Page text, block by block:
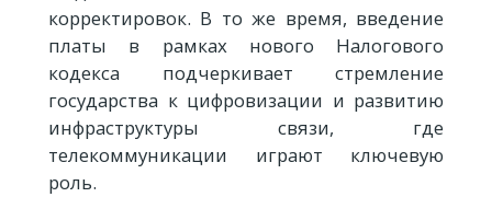
корректировок. В то же время, введение
платы в рамках нового Налогового
кодекса подчеркивает стремление
государства к цифровизации и развитию
инфраструктуры связи, где
телекоммуникации играют ключевую
роль.